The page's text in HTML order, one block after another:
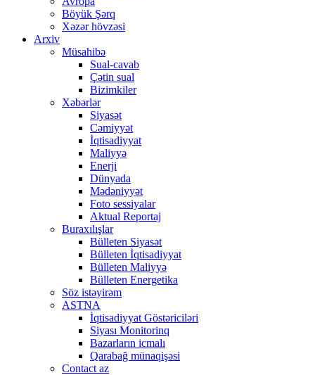
Böyük Şərq
Xəzər hövzəsi
Arxiv
Müsahibə
Sual-cavab
Çətin sual
Bizimkiler
Xəbərlər
Siyasət
Cəmiyyət
İqtisadiyyat
Maliyyə
Enerji
Dünyada
Mədəniyyət
Foto sessiyalar
Aktual Reportaj
Buraxılışlar
Bülleten Siyasət
Bülleten İqtisadiyyat
Bülleten Maliyyə
Bülleten Energetika
Söz istəyirəm
ASTNA
İqtisadiyyat Göstəriciləri
Siyası Monitorinq
Bazarların icmalı
Qarabağ münaqişəsi
Contact az